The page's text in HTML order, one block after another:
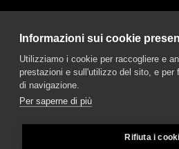
50013 Campi Bisenzio Firenze - Italy
Informazioni sui cookie
Utilizziamo i cookie per raccogliere e
prestazioni e sull'utilizzo del sito, e per
di navigazione.
Per saperne di più
Rifiuta i